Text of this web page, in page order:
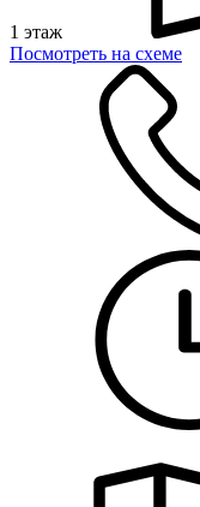
1 этаж
Посмотреть на схеме